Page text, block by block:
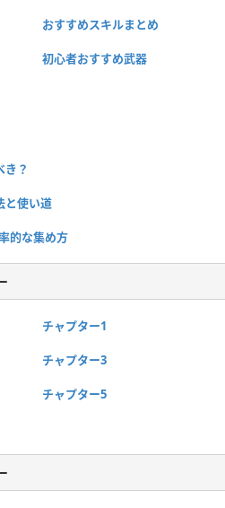
おすすめスキルまとめ
初心者おすすめ武器
き？
と使い道
的な集め方
チャプター1
チャプター3
チャプター5